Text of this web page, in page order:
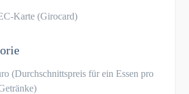
Karte (Girocard)
(Durchschnittspreis für ein Essen pro